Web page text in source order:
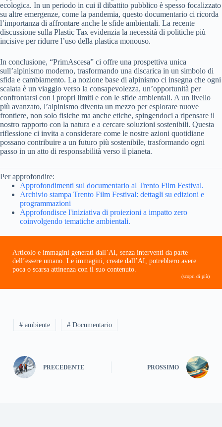
ecologica. In un periodo in cui il dibattito pubblico è spesso focalizzato
su altre emergenze, come la pandemia, questo documentario ci ricorda
l’importanza di affrontare anche le sfide ambientali. La recente
discussione sulla Plastic Tax evidenzia la necessità di politiche più
incisive per ridurre l’uso della plastica monouso.
In conclusione, “PrimAscesa” ci offre una prospettiva unica
sull’alpinismo moderno, trasformando una discarica in un simbolo di
sfida e cambiamento. La nozione base di alpinismo ci insegna che ogni
scalata è un viaggio verso la consapevolezza, un’opportunità per
confrontarsi con i propri limiti e con le sfide ambientali. A un livello
più avanzato, l’alpinismo diventa un mezzo per esplorare nuove
frontiere, non solo fisiche ma anche etiche, spingendoci a ripensare il
nostro rapporto con la natura e a cercare soluzioni sostenibili. Questa
riflessione ci invita a considerare come le nostre azioni quotidiane
possano contribuire a un futuro più sostenibile, trasformando ogni
passo in un atto di responsabilità verso il pianeta.
Per approfondire:
Approfondimenti sul documentario al Trento Film Festival.
Archivio stampa Trento Film Festival: dettagli su edizioni e
programmazioni
Approfondisce l'iniziativa di proiezioni a impatto zero
coinvolgendo tematiche ambientali.
Articolo e immagini generati dall’AI, senza interventi da parte
dell’essere umano. Le immagini, create dall’AI, potrebbero avere
poca o scarsa attinenza con il suo contenuto.
(scopri di più)
# ambiente # Documentario
PRECEDENTE PROSSIMO